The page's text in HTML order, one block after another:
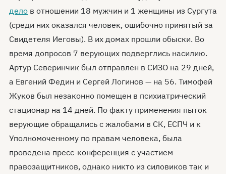
дело в отношении 18 мужчин и 1 женщины из Сургута
(среди них оказался человек, ошибочно принятый за
Свидетеля Иеговы). В их домах прошли обыски. Во
время допросов 7 верующих подверглись насилию.
Артур Северинчик был отправлен в СИЗО на 29 дней,
а Евгений Федин и Сергей Логинов — на 56. Тимофей
Жуков был незаконно помещен в психиатрический
стационар на 14 дней. По факту применения пыток
верующие обращались с жалобами в СК, ЕСПЧ и к
Уполномоченному по правам человека, была
проведена пресс-конференция с участием
правозащитников, однако никто из силовиков так и